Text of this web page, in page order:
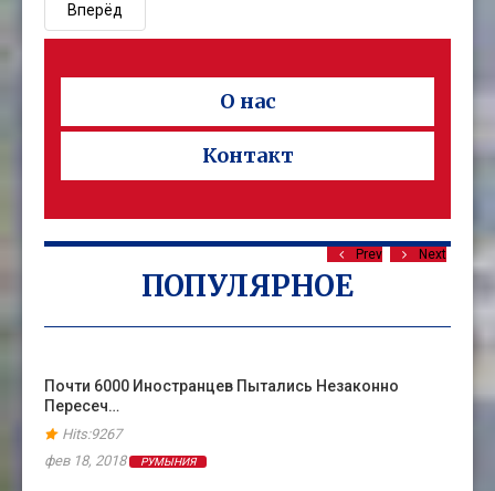
Вперёд
О нас
Контакт
ПОПУЛЯРНОЕ
Prev Next
Почти 6000 Иностранцев Пытались Незаконно
Пересеч…
Hits:9267
фев 18, 2018
РУМЫНИЯ